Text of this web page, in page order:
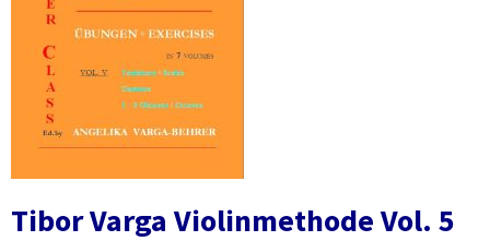
Tibor Varga Violinmethode Vol. 5